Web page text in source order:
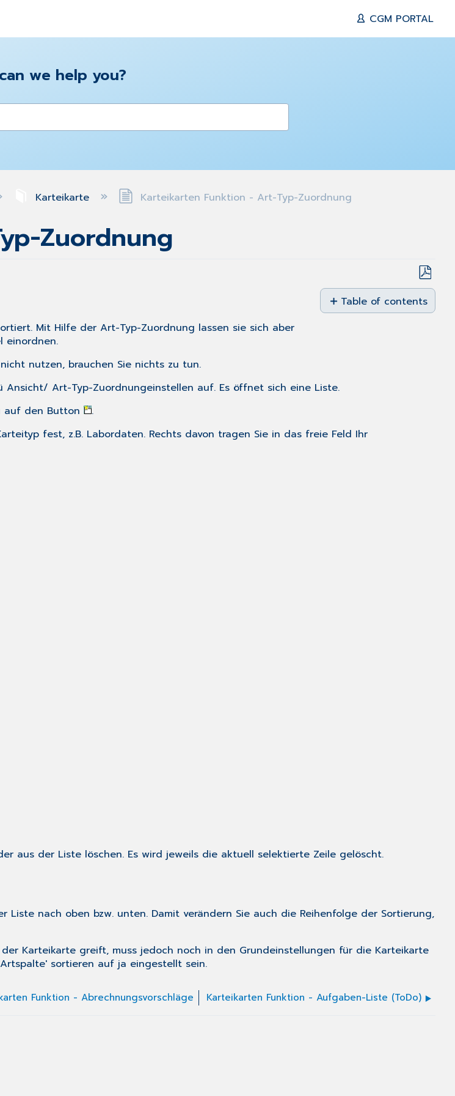
CGM PORTAL
we help you?
Karteikarte Karteikarten Funktion - Art-Typ-Zuordnung
Zuordnung
Save
as
PDF
Table of contents
Mit Hilfe der Art-Typ-Zuordnung lassen sie sich aber
einordnen.
nutzen, brauchen Sie nichts zu tun.
Ansicht/ Art-Typ-Zuordnungeinstellen auf. Es öffnet sich eine Liste.
auf den Button
.
fest, z.B. Labordaten. Rechts davon tragen Sie in das freie Feld Ihr
aus der Liste löschen. Es wird jeweils die aktuell selektierte Zeile gelöscht.
nach oben bzw. unten. Damit verändern Sie auch die Reihenfolge der Sortierung,
Karteikarte greift, muss jedoch noch in den Grundeinstellungen für die Karteikarte
sortieren auf ja eingestellt sein.
Funktion - Abrechnungsvorschläge Karteikarten Funktion - Aufgaben-Liste (ToDo)